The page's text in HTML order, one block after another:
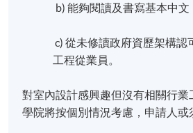
b) 能夠閱讀及書寫基本中文
c) 從未修讀政府資歷架構認
工程從業員。
對室內設計感興趣但沒有相關行業
學院將按個別情況考慮，申請人或